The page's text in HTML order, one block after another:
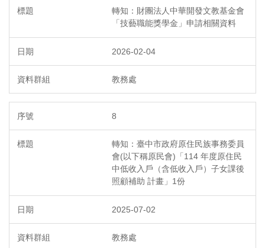
轉知：財團法人中華開發文教基金會
「技藝職能獎學金」申請相關資料
2026-02-04
教務處
8
轉知：臺中市政府原住民族事務委員
會(以下稱原民會)「114 年度原住民
中低收入戶（含低收入戶）子女課後
照顧補助 計畫」1份
2025-07-02
教務處